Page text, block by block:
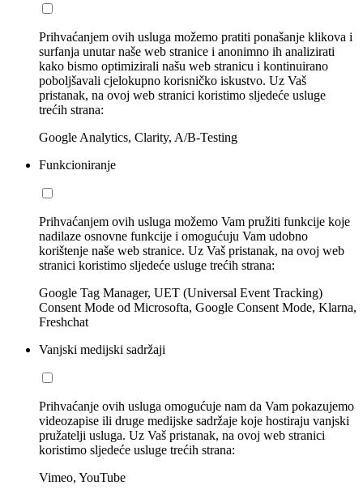
Prihvaćanjem ovih usluga možemo pratiti ponašanje klikova i
surfanja unutar naše web stranice i anonimno ih analizirati
kako bismo optimizirali našu web stranicu i kontinuirano
poboljšavali cjelokupno korisničko iskustvo. Uz Vaš
pristanak, na ovoj web stranici koristimo sljedeće usluge
trećih strana:
Google Analytics, Clarity, A/B-Testing
Funkcioniranje
Prihvaćanjem ovih usluga možemo Vam pružiti funkcije koje
nadilaze osnovne funkcije i omogućuju Vam udobno
korištenje naše web stranice. Uz Vaš pristanak, na ovoj web
stranici koristimo sljedeće usluge trećih strana:
Google Tag Manager, UET (Universal Event Tracking)
Consent Mode od Microsofta, Google Consent Mode, Klarna,
Freshchat
Vanjski medijski sadržaji
Prihvaćanje ovih usluga omogućuje nam da Vam pokazujemo
videozapise ili druge medijske sadržaje koje hostiraju vanjski
pružatelji usluga. Uz Vaš pristanak, na ovoj web stranici
koristimo sljedeće usluge trećih strana:
Vimeo, YouTube